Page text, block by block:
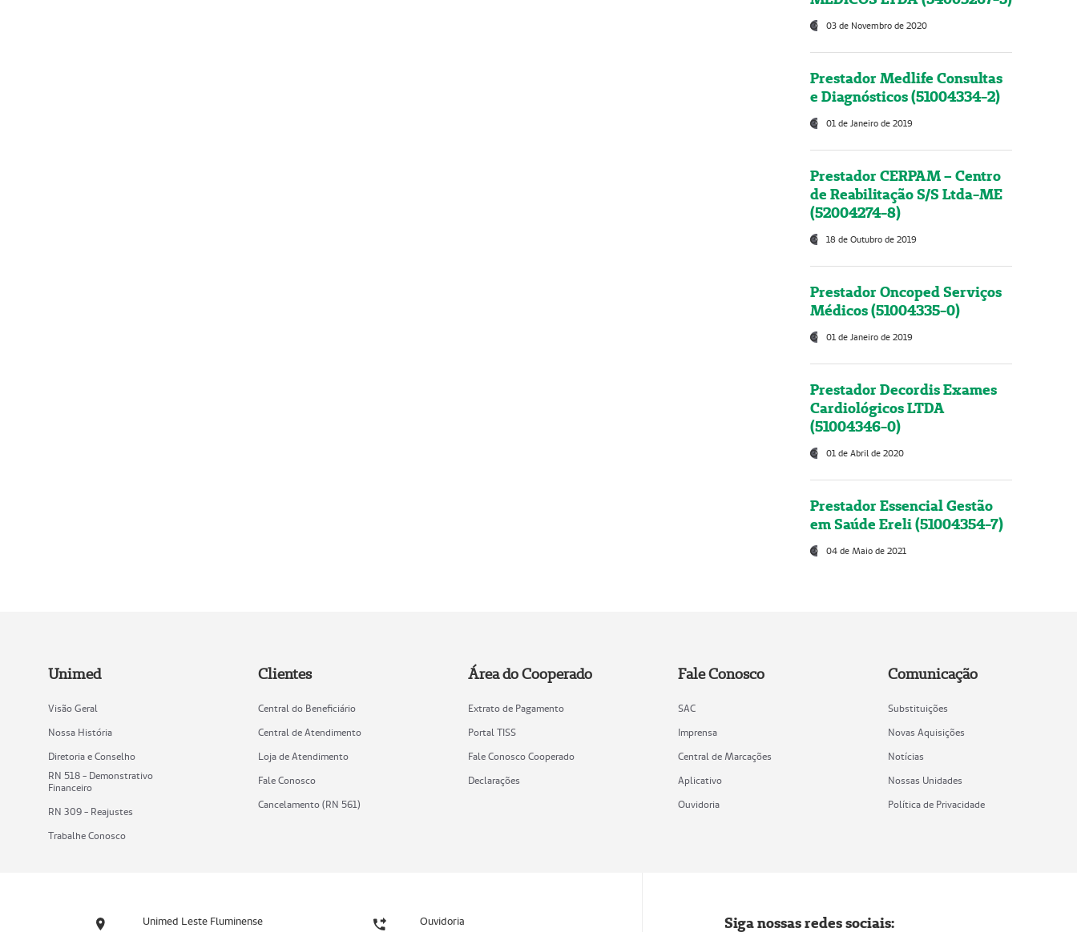
03 de Novembro de 2020
Prestador Medlife Consultas
e Diagnósticos (51004334-2)
01 de Janeiro de 2019
Prestador CERPAM – Centro
de Reabilitação S/S Ltda-ME
(52004274-8)
18 de Outubro de 2019
Prestador Oncoped Serviços
Médicos (51004335-0)
01 de Janeiro de 2019
Prestador Decordis Exames
Cardiológicos LTDA
(51004346-0)
01 de Abril de 2020
Prestador Essencial Gestão
em Saúde Ereli (51004354-7)
04 de Maio de 2021
Unimed
Visão Geral
Nossa História
Diretoria e Conselho
RN 518 - Demonstrativo
Financeiro
RN 309 - Reajustes
Trabalhe Conosco
Clientes
Central do Beneficiário
Central de Atendimento
Loja de Atendimento
Fale Conosco
Cancelamento (RN 561)
Área do Cooperado
Extrato de Pagamento
Portal TISS
Fale Conosco Cooperado
Declarações
Fale Conosco
SAC
Imprensa
Central de Marcações
Aplicativo
Ouvidoria
Comunicação
Substituições
Novas Aquisições
Notícias
Nossas Unidades
Política de Privacidade
Unimed Leste Fluminense Ouvidoria Siga nossas redes sociais: